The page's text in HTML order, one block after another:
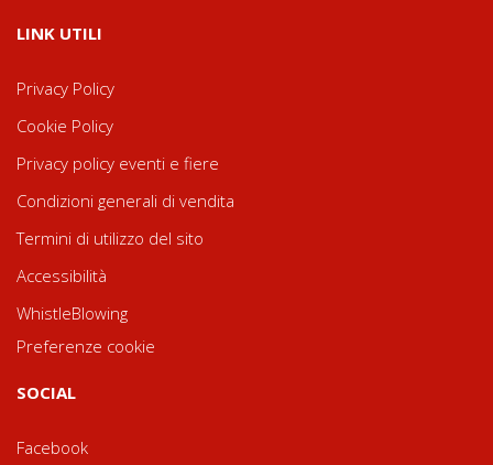
LINK UTILI
Privacy Policy
Cookie Policy
Privacy policy eventi e fiere
Condizioni generali di vendita
Termini di utilizzo del sito
Accessibilità
WhistleBlowing
Preferenze cookie
SOCIAL
Facebook